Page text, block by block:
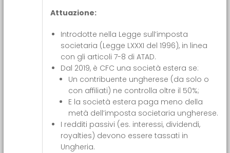
Attuazione:
Introdotte nella Legge sull’imposta
societaria (Legge LXXXI del 1996), in linea
con gli articoli 7-8 di ATAD.
Dal 2019, è CFC una società estera se:
Un contribuente ungherese (da solo o
con affiliati) ne controlla oltre il 50%;
E la società estera paga meno della
metà dell’imposta societaria ungherese.
I redditi passivi (es. interessi, dividendi,
royalties) devono essere tassati in
Ungheria.